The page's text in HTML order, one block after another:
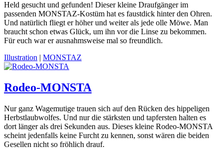
Held gesucht und gefunden! Dieser kleine Draufgänger im
passenden MONSTAZ-Kostüm hat es faustdick hinter den Ohren.
Und natürlich fliegt er höher und weiter als jede olle Möwe. Man
braucht schon etwas Glück, um ihn vor die Linse zu bekommen.
Für euch war er ausnahmsweise mal so freundlich.
Illustration | MONSTAZ
Rodeo-MONSTA
Nur ganz Wagemutige trauen sich auf den Rücken des hippeligen
Herbstlaubwolfes. Und nur die stärksten und tapfersten halten es
dort länger als drei Sekunden aus. Dieses kleine Rodeo-MONSTA
scheint jedenfalls keine Furcht zu kennen, sonst wären die beiden
Gesellen nicht so fröhlich drauf.